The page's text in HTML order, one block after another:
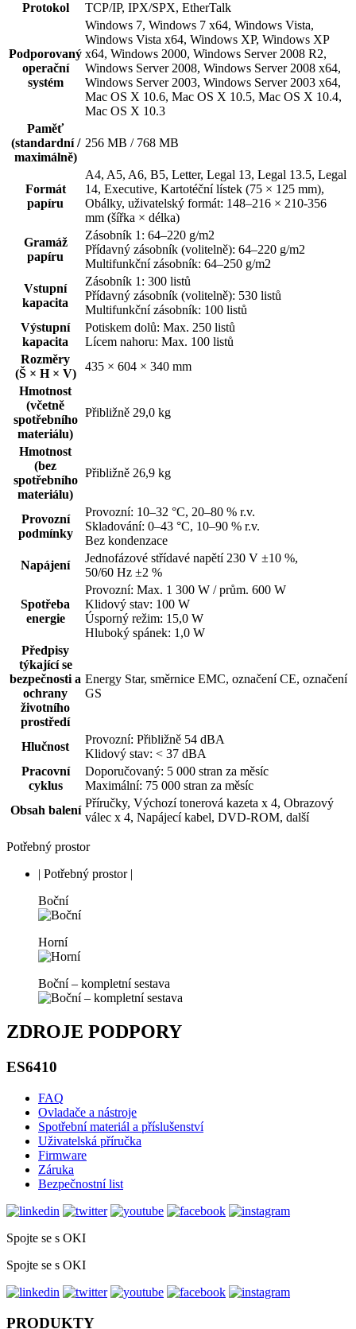
Protokol
TCP/IP, IPX/SPX, EtherTalk
Podporovaný
operační
systém
Windows 7, Windows 7 x64, Windows Vista,
Windows Vista x64, Windows XP, Windows XP
x64, Windows 2000, Windows Server 2008 R2,
Windows Server 2008, Windows Server 2008 x64,
Windows Server 2003, Windows Server 2003 x64,
Mac OS X 10.6, Mac OS X 10.5, Mac OS X 10.4,
Mac OS X 10.3
Paměť
(standardní /
maximálně)
256 MB / 768 MB
Formát
papíru
A4, A5, A6, B5, Letter, Legal 13, Legal 13.5, Legal
14, Executive, Kartotéční lístek (75 × 125 mm),
Obálky, uživatelský formát: 148–216 × 210-356
mm (šířka × délka)
Gramáž
papíru
Zásobník 1: 64–220 g/m2
Přídavný zásobník (volitelně): 64–220 g/m2
Multifunkční zásobník: 64–250 g/m2
Vstupní
kapacita
Zásobník 1: 300 listů
Přídavný zásobník (volitelně): 530 listů
Multifunkční zásobník: 100 listů
Výstupní
kapacita
Potiskem dolů: Max. 250 listů
Lícem nahoru: Max. 100 listů
Rozměry
(Š × H × V)
435 × 604 × 340 mm
Hmotnost
(včetně
spotřebního
materiálu)
Přibližně 29,0 kg
Hmotnost
(bez
spotřebního
materiálu)
Přibližně 26,9 kg
Provozní
podmínky
Provozní: 10–32 °C, 20–80 % r.v.
Skladování: 0–43 °C, 10–90 % r.v.
Bez kondenzace
Napájení
Jednofázové střídavé napětí 230 V ±10 %,
50/60 Hz ±2 %
Spotřeba
energie
Provozní: Max. 1 300 W / prům. 600 W
Klidový stav: 100 W
Úsporný režim: 15,0 W
Hluboký spánek: 1,0 W
Předpisy
týkající se
bezpečnosti a
ochrany
životního
prostředí
Energy Star, směrnice EMC, označení CE, označení
GS
Hlučnost
Provozní: Přibližně 54 dBA
Klidový stav: < 37 dBA
Pracovní
cyklus
Doporučovaný: 5 000 stran za měsíc
Maximální: 75 000 stran za měsíc
Obsah balení
Příručky, Výchozí tonerová kazeta x 4, Obrazový
válec x 4, Napájecí kabel, DVD-ROM, další
Potřebný prostor
| Potřebný prostor|
Boční
Horní
Boční – kompletní sestava
ZDROJE PODPORY
ES6410
FAQ
Ovladače a nástroje
Spotřební materiál a příslušenství
Uživatelská příručka
Firmware
Záruka
Bezpečnostní list
Spojte se s OKI
Spojte se s OKI
PRODUKTY